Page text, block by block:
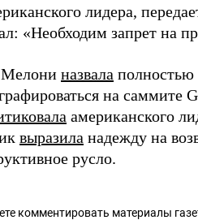
лидера,
«Необходим запрет на
Мелони назвала полностью
на саммите
американского
выразила надежду на
русло.
комментировать материалы